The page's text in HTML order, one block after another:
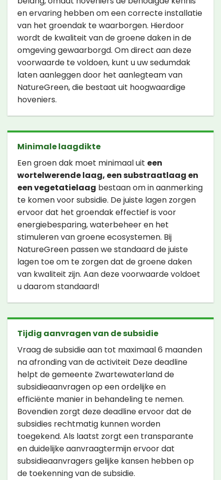
en ervaring hebben om een correcte installatie
van het groendak te waarborgen. Hierdoor
wordt de kwaliteit van de groene daken in de
omgeving gewaarborgd. Om direct aan deze
voorwaarde te voldoen, kunt u uw sedumdak
laten aanleggen door het aanlegteam van
NatureGreen, die bestaat uit hoogwaardige
hoveniers.
Minimale laagdikte
Een groen dak moet minimaal uit een
wortelwerende laag, een substraatlaag en
een vegetatielaag bestaan om in aanmerking
te komen voor subsidie. De juiste lagen zorgen
ervoor dat het groendak effectief is voor
energiebesparing, waterbeheer en het
stimuleren van groene ecosystemen. Bij
NatureGreen passen we standaard de juiste
lagen toe om te zorgen dat de groene daken
van kwaliteit zijn. Aan deze voorwaarde voldoet
u daarom standaard!
Tijdig aanvragen van de subsidie
Vraag de subsidie aan tot maximaal 6 maanden
na afronding van de activiteit Deze deadline
helpt de gemeente Zwartewaterland de
subsidieaanvragen op een ordelijke en
efficiënte manier in behandeling te nemen.
Bovendien zorgt deze deadline ervoor dat de
subsidies rechtmatig kunnen worden
toegekend. Als laatst zorgt een transparante
en duidelijke aanvraagtermijn ervoor dat
subsidieaanvragers gelijke kansen hebben op
de toekenning van de subsidie.